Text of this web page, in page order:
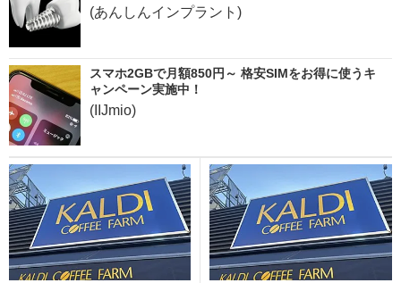
(あんしんインプラント)
スマホ2GBで月額850円～ 格安SIMをお得に使うキ
ャンペーン実施中！
(IIJmio)